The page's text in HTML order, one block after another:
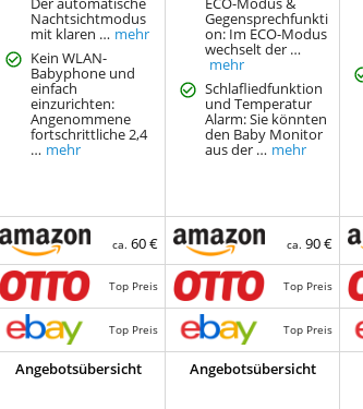
Nachtsichtmodus
mit klaren … mehr
Kein WLAN-
Babyphone und
einfach
einzurichten:
Angenommene
fortschrittliche 2,4
… mehr
Gegensprechfunkti
on: Im ECO-Modus
wechselt der …
mehr
Schlafliedfunktion
und Temperatur
Alarm: Sie könnten
den Baby Monitor
aus der … mehr
ca.60 €
Top Preis
Top Preis
Angebotsübersicht
ca.90 €
Top Preis
Top Preis
Angebotsübersicht